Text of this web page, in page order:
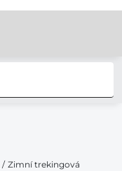
/ Zimní trekingová